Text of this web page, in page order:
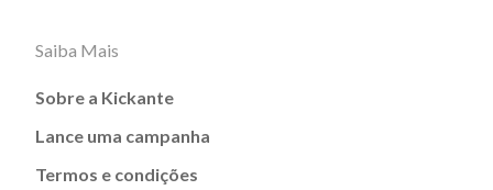
Saiba Mais
Sobre a Kickante
Lance uma campanha
Termos e condições